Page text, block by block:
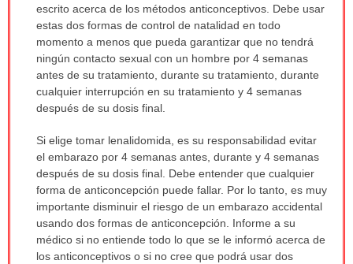
escrito acerca de los métodos anticonceptivos. Debe usar
estas dos formas de control de natalidad en todo
momento a menos que pueda garantizar que no tendrá
ningún contacto sexual con un hombre por 4 semanas
antes de su tratamiento, durante su tratamiento, durante
cualquier interrupción en su tratamiento y 4 semanas
después de su dosis final.
Si elige tomar lenalidomida, es su responsabilidad evitar
el embarazo por 4 semanas antes, durante y 4 semanas
después de su dosis final. Debe entender que cualquier
forma de anticoncepción puede fallar. Por lo tanto, es muy
importante disminuir el riesgo de un embarazo accidental
usando dos formas de anticoncepción. Informe a su
médico si no entiende todo lo que se le informó acerca de
los anticonceptivos o si no cree que podrá usar dos